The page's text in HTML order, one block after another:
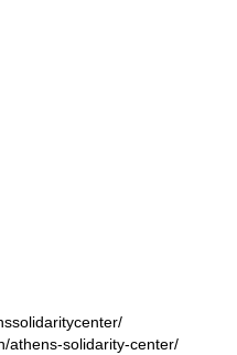
athens-solidarity-center/